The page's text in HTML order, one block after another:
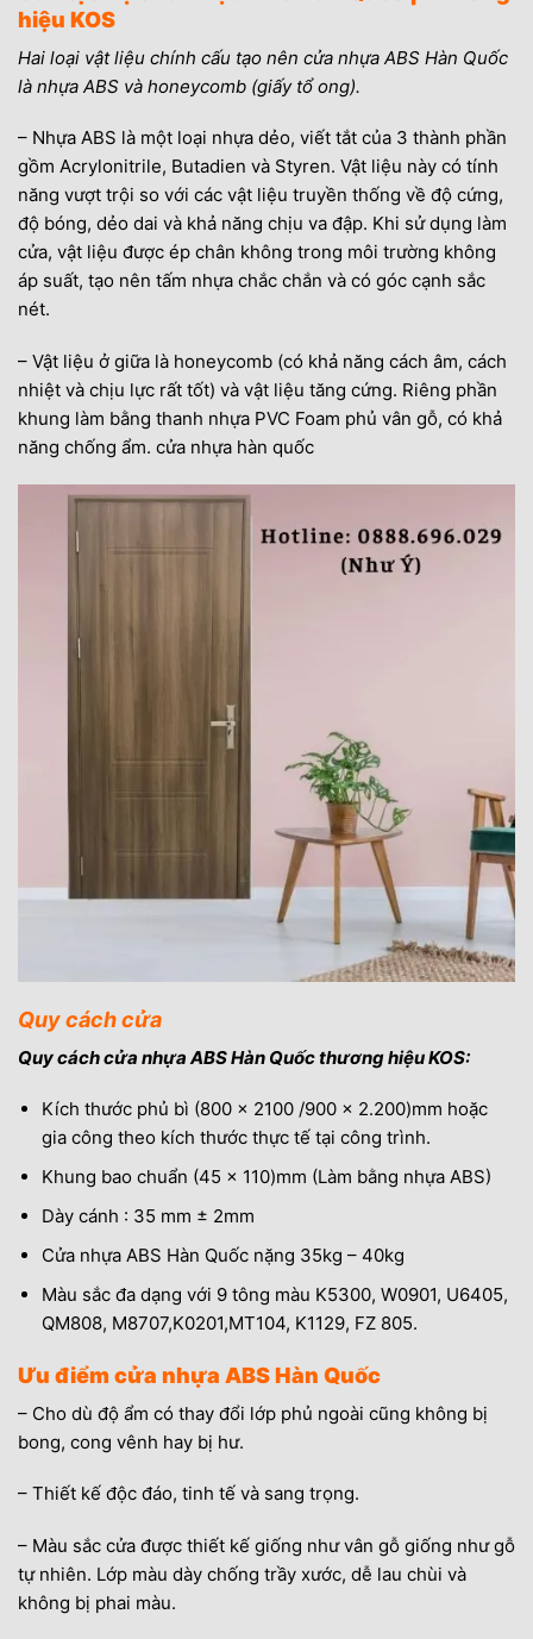
hiệu KOS
Hai loại vật liệu chính cấu tạo nên cửa nhựa ABS Hàn Quốc
là nhựa ABS và honeycomb (giấy tổ ong).
– Nhựa ABS là một loại nhựa dẻo, viết tắt của 3 thành phần
gồm Acrylonitrile, Butadien và Styren. Vật liệu này có tính
năng vượt trội so với các vật liệu truyền thống về độ cứng,
độ bóng, dẻo dai và khả năng chịu va đập. Khi sử dụng làm
cửa, vật liệu được ép chân không trong môi trường không
áp suất, tạo nên tấm nhựa chắc chắn và có góc cạnh sắc
nét.
– Vật liệu ở giữa là honeycomb (có khả năng cách âm, cách
nhiệt và chịu lực rất tốt) và vật liệu tăng cứng. Riêng phần
khung làm bằng thanh nhựa PVC Foam phủ vân gỗ, có khả
năng chống ẩm. cửa nhựa hàn quốc
Quy cách cửa
Quy cách cửa nhựa ABS Hàn Quốc thương hiệu KOS:
Kích thước phủ bì (800 x 2100 /900 x 2.200)mm hoặc
gia công theo kích thước thực tế tại công trình.
Khung bao chuẩn (45 x 110)mm (Làm bằng nhựa ABS)
Dày cánh : 35 mm ± 2mm
Cửa nhựa ABS Hàn Quốc nặng 35kg – 40kg
Màu sắc đa dạng với 9 tông màu K5300, W0901, U6405,
QM808, M8707,K0201,MT104, K1129, FZ 805.
Ưu điểm cửa nhựa ABS Hàn Quốc
– Cho dù độ ẩm có thay đổi lớp phủ ngoài cũng không bị
bong, cong vênh hay bị hư.
– Thiết kế độc đáo, tinh tế và sang trọng.
– Màu sắc cửa được thiết kế giống như vân gỗ giống như gỗ
tự nhiên. Lớp màu dày chống trầy xước, dễ lau chùi và
không bị phai màu.